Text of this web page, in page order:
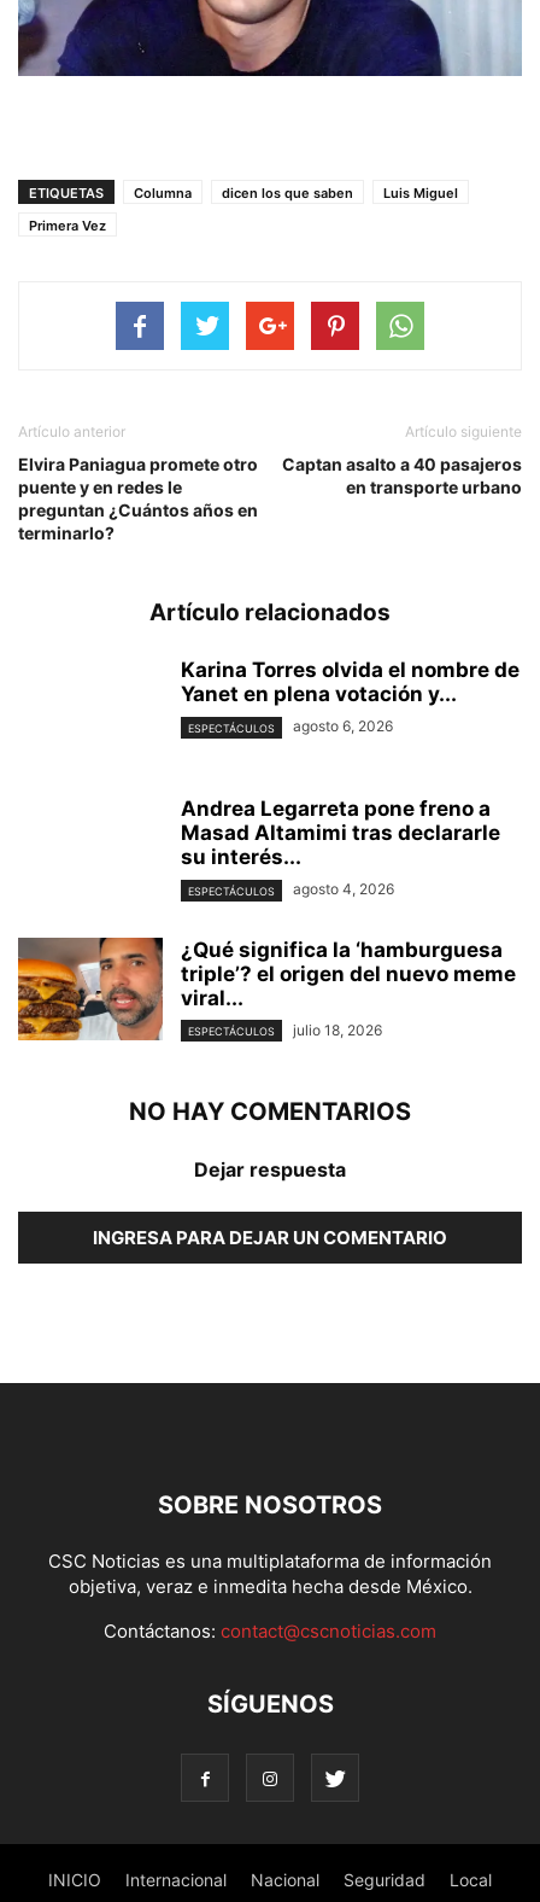
ETIQUETAS Columna dicen los que saben
Luis Miguel
Primera Vez
Artículo anterior
Elvira Paniagua promete otro
puente y en redes le
preguntan ¿Cuántos años en
terminarlo?
Artículo siguiente
Captan asalto a 40 pasajeros
en transporte urbano
Artículo relacionados
Karina Torres olvida el nombre de
Yanet en plena votación y...
ESPECTÁCULOS agosto 6, 2026
Andrea Legarreta pone freno a
Masad Altamimi tras declararle
su interés...
ESPECTÁCULOS agosto 4, 2026
¿Qué significa la ‘hamburguesa
triple’? el origen del nuevo meme
viral...
ESPECTÁCULOS julio 18, 2026
NO HAY COMENTARIOS
Dejar respuesta
INGRESA PARA DEJAR UN COMENTARIO
SOBRE NOSOTROS
CSC Noticias es una multiplataforma de información
objetiva, veraz e inmedita hecha desde México.
Contáctanos: contact@cscnoticias.com
SÍGUENOS
INICIO Internacional Nacional Seguridad Local